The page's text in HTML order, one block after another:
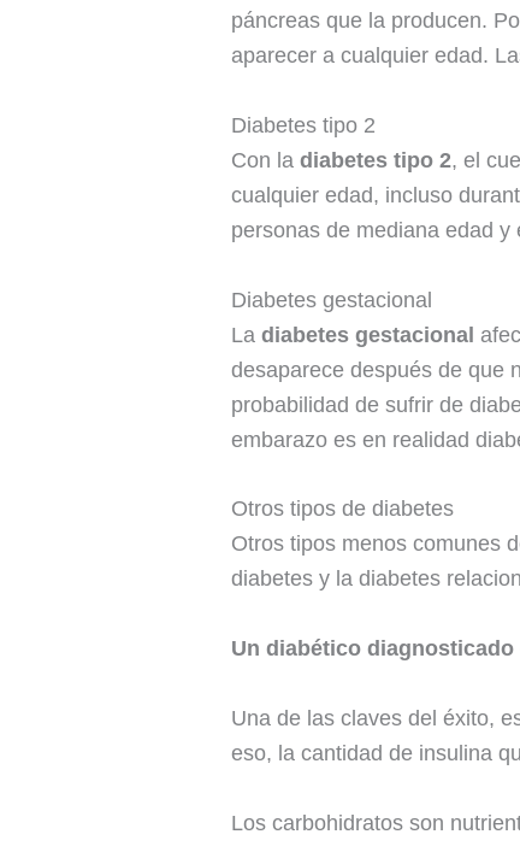
páncreas que la producen.
aparecer a cualquier edad.
Diabetes tipo 2
Con ladiabetes tipo 2, el
cualquier edad, incluso
personas de mediana edad
Diabetes gestacional
La diabetes gestacional
desaparece después de que
probabilidad de sufrir de
embarazo es en realidad
Otros tipos de diabetes
Otros tipos menos comunes
diabetes y la diabetes
Un diabético
Una de las claves del éxito,
eso, la cantidad de insulina
Los carbohidratos son